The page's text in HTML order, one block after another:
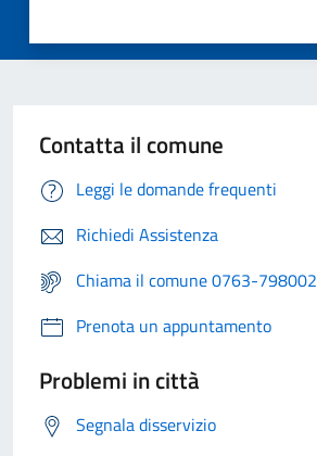
Contatta il comune
Leggi le domande frequenti
Richiedi Assistenza
Chiama il comune 0763-798002
Prenota un appuntamento
Problemi in città
Segnala disservizio